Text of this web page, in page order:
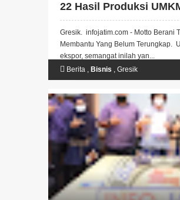
22 Hasil Produksi
Ke Jepang Dan
Gresik. infojatim.com - Motto Berani
Membantu Yang Belum Terungkap.
ekspor, semangat inilah yan...
Berita , Bisnis , Gresik